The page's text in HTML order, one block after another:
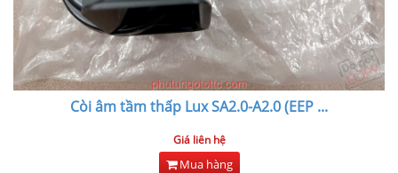
Còi âm tầm thấp Lux SA2.0-A2.0 (EEP ...
Giá liên hệ
Mua hàng